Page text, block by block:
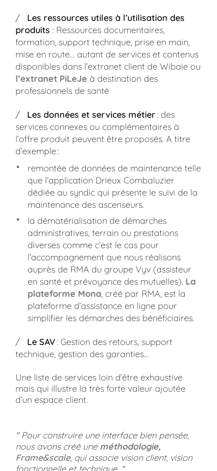
Les ressources utiles à l’utilisation des
produits : Ressources documentaires,
formation, support technique, prise en main,
mise en route… autant de services et contenus
disponibles dans l’extranet client de Wibaie ou
l’extranet PiLeJe à destination des
professionnels de santé
Les données et services métier: des
services connexes ou complémentaires à
l’offre produit peuvent être proposés. A titre
d’exemple :
remontée de données de maintenance telle
que l’application Drieux Combaluzier
dédiée au syndic qui présente le suivi de la
maintenance des ascenseurs.
la dématérialisation de démarches
administratives, terrain ou prestations
diverses comme c’est le cas pour
l’accompagnement que nous réalisons
auprès de RMA du groupe Vyv (assisteur
en santé et prévoyance des mutuelles). La
plateforme Mona, créé par RMA, est la
plateforme d’assistance en ligne pour
simplifier les démarches des bénéficiaires.
Le SAV: Gestion des retours, support
technique, gestion des garanties…
Une liste de services loin d’être exhaustive
mais qui illustre la très forte valeur ajoutée
d’un espace client.
" Pour construire une interface bien pensée,
nous avons créé une méthodologie,
Frame&scale, qui associe vision client, vision
fonctionnelle et technique. "